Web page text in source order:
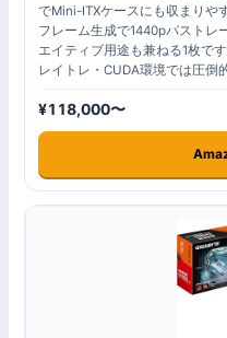
でMini-ITXケースにも収まりや
フレーム生成で1440pパストレ
エイティブ用途も兼ねる1枚で
レイトレ・CUDA環境では圧倒
¥118,000〜